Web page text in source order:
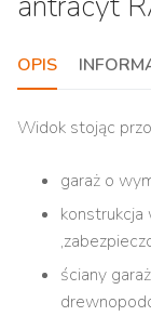
OPIS
Widok stojąc
garaż o
konstrukcja
ściany